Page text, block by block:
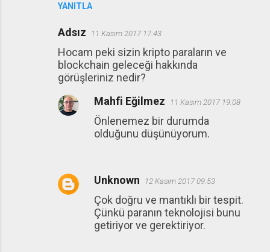
YANITLA
Adsız 11 Kasım 2017 17:43
Hocam peki sizin kripto paraların ve
blockchain geleceği hakkında
görüşleriniz nedir?
Mahfi Eğilmez 11 Kasım 2017 19:08
Önlenemez bir durumda
olduğunu düşünüyorum.
Unknown 12 Kasım 2017 09:53
Çok doğru ve mantıklı bir tespit.
Çünkü paranın teknolojisi bunu
getiriyor ve gerektiriyor.